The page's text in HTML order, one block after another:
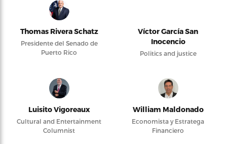
Thomas Rivera Schatz
Presidente del Senado de
Puerto Rico
Víctor García San
Inocencio
Politics and justice
Luisito Vigoreaux
Cultural and Entertainment
Columnist
William Maldonado
Economista y Estratega
Financiero